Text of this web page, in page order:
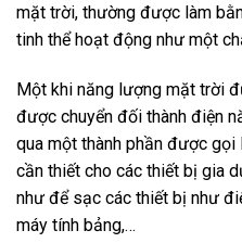
mặt trời, thường được làm
tinh thể hoạt động như một
Một khi năng lượng mặt trời
được chuyển đối thành điện
qua một thành phần được gọi
cần thiết cho các thiết bị gia
như để sạc các thiết bị như
máy tính bảng,…